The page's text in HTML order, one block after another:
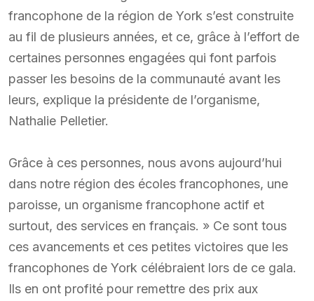
francophone de la région de York s’est construite
au fil de plusieurs années, et ce, grâce à l’effort de
certaines personnes engagées qui font parfois
passer les besoins de la communauté avant les
leurs, explique la présidente de l’organisme,
Nathalie Pelletier.
Grâce à ces personnes, nous avons aujourd’hui
dans notre région des écoles francophones, une
paroisse, un organisme francophone actif et
surtout, des services en français. » Ce sont tous
ces avancements et ces petites victoires que les
francophones de York célébraient lors de ce gala.
Ils en ont profité pour remettre des prix aux